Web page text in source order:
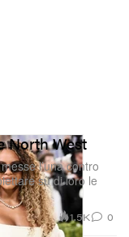
North West
l’una contro
su di loro le
1.5K 0